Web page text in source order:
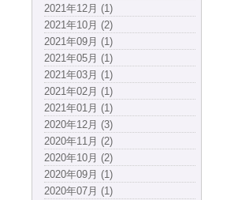
2021年12月 (1)
2021年10月 (2)
2021年09月 (1)
2021年05月 (1)
2021年03月 (1)
2021年02月 (1)
2021年01月 (1)
2020年12月 (3)
2020年11月 (2)
2020年10月 (2)
2020年09月 (1)
2020年07月 (1)